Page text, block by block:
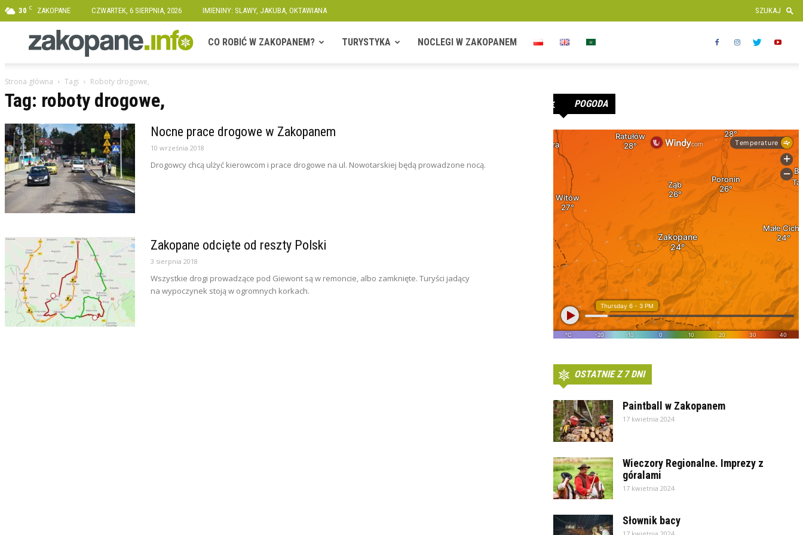
30 C ZAKOPANE CZWARTEK, 6 SIERPNIA, 2026 IMIENINY: SLAWY, JAKUBA, OKTAWIANA
Zakopane.info
CO ROBIĆ W ZAKOPANEM? TURYSTYKA NOCLEGI W ZAKOPANEM
Strona główna Tagi Roboty drogowe,
Tag: roboty drogowe,
Nocne prace drogowe w Zakopanem
10 września 2018
Drogowcy chcą ulżyć kierowcom i prace drogowe na ul. Nowotarskiej będą prowadzone nocą.
Zakopane odcięte od reszty Polski
3 sierpnia 2018
Wszystkie drogi prowadzące pod Giewont są w remoncie, albo zamknięte. Turyści jadący
na wypoczynek stoją w ogromnych korkach.
POGODA
OSTATNIE Z 7 DNI
Paintball w Zakopanem
17 kwietnia 2024
Wieczory Regionalne. Imprezy z
góralami
17 kwietnia 2024
Słownik bacy